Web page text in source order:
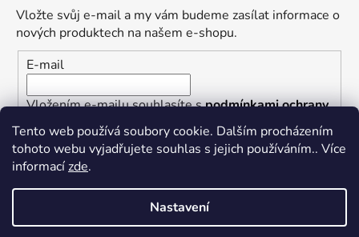
Tento web používá soubory cookie. Dalším procházením
tohoto webu vyjadřujete souhlas s jejich používáním.. Více
informacízde.
Nastavení
Vložte svůj e-mail a my vám budeme zasílat informace o
nových produktech na našem e-shopu.
E-mail
Vložením e-mailu souhlasíte spodmínkami ochrany
osobních údajů
PŘIHLÁSIT SE